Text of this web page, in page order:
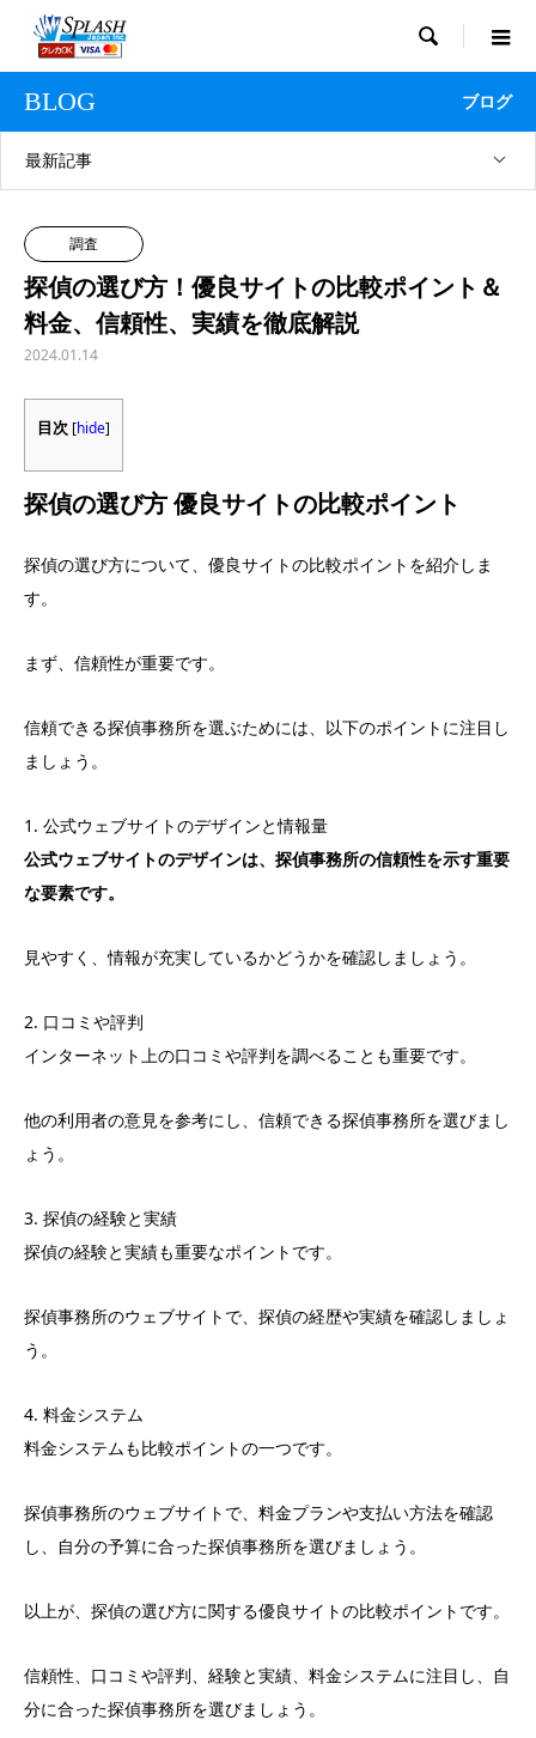

BLOG ブログ
最新記事
調査
探偵の選び方！優良サイトの比較ポイント＆
料金、信頼性、実績を徹底解説
2024.01.14
目次 [hide]
探偵の選び方 優良サイトの比較ポイント
探偵の選び方について、優良サイトの比較ポイントを紹介しま
す。
まず、信頼性が重要です。
信頼できる探偵事務所を選ぶためには、以下のポイントに注目し
ましょう。
1. 公式ウェブサイトのデザインと情報量
公式ウェブサイトのデザインは、探偵事務所の信頼性を示す重要
な要素です。
見やすく、情報が充実しているかどうかを確認しましょう。
2. 口コミや評判
インターネット上の口コミや評判を調べることも重要です。
他の利用者の意見を参考にし、信頼できる探偵事務所を選びまし
ょう。
3. 探偵の経験と実績
探偵の経験と実績も重要なポイントです。
探偵事務所のウェブサイトで、探偵の経歴や実績を確認しましょ
う。
4. 料金システム
料金システムも比較ポイントの一つです。
探偵事務所のウェブサイトで、料金プランや支払い方法を確認
し、自分の予算に合った探偵事務所を選びましょう。
以上が、探偵の選び方に関する優良サイトの比較ポイントです。
信頼性、口コミや評判、経験と実績、料金システムに注目し、自
分に合った探偵事務所を選びましょう。